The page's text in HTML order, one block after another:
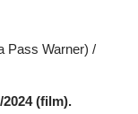
Pass Warner) /
(film).